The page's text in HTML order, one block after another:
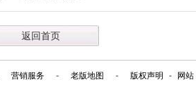
返回首页
营销服务 - 老版地图 - 版权声明 - 网站